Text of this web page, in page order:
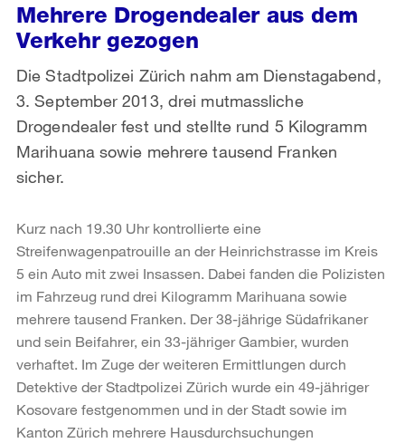
Mehrere Drogendealer aus dem
Verkehr gezogen
Die Stadtpolizei Zürich nahm am Dienstagabend,
3. September 2013, drei mutmassliche
Drogendealer fest und stellte rund 5 Kilogramm
Marihuana sowie mehrere tausend Franken
sicher.
Kurz nach 19.30 Uhr kontrollierte eine
Streifenwagenpatrouille an der Heinrichstrasse im Kreis
5 ein Auto mit zwei Insassen. Dabei fanden die Polizisten
im Fahrzeug rund drei Kilogramm Marihuana sowie
mehrere tausend Franken. Der 38-jährige Südafrikaner
und sein Beifahrer, ein 33-jähriger Gambier, wurden
verhaftet. Im Zuge der weiteren Ermittlungen durch
Detektive der Stadtpolizei Zürich wurde ein 49-jähriger
Kosovare festgenommen und in der Stadt sowie im
Kanton Zürich mehrere Hausdurchsuchungen